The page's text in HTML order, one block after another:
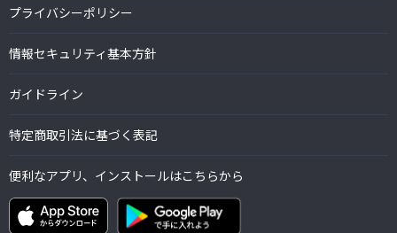
プライバシーポリシー
情報セキュリティ基本方針
ガイドライン
特定商取引法に基づく表記
便利なアプリ、インストールはこちらから